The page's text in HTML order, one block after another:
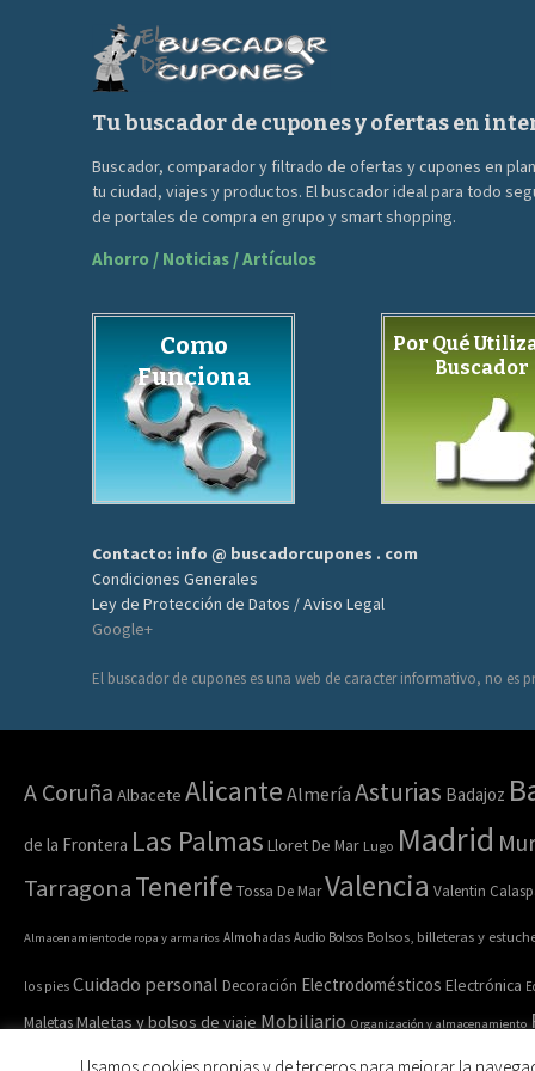
Tu buscador de cupones y ofertas en
Buscador, comparador y filtrado de ofertas y cupones en
tu ciudad, viajes y productos. El buscador ideal para todo
de portales de compra en grupo y smart shopping.
Ahorro / Noticias / Artículos
Como
Funciona
Por Qué
Buscador
Contacto: info @ buscadorcupones . com
Condiciones Generales
Ley de Protección de Datos / Aviso Legal
Google+
El buscador de cupones es una web de caracter informativo, no es
A Coruña Albacete Alicante Almería Asturias Badajoz
de la Frontera Las Palmas Lloret De Mar Lugo Madrid
TarragonaTenerife Tossa De MarValencia Valentin
Almacenamiento de ropa y armarios Almohadas Audio Bolsos Bolsos, billeteras y
los pies Cuidado personal Decoración Electrodomésticos Electrónica
MaletasMaletas y bolsos de viaje Mobiliario Organización y almacenamiento
Ropa de casa
Ropa deportiva Ropa interior y calcetines Ropa y